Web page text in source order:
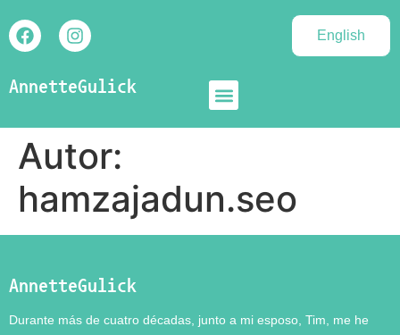
AnnetteGulick
English
Autor:
hamzajadun.seo
AnnetteGulick
Durante más de cuatro décadas, junto a mi esposo, Tim, me he